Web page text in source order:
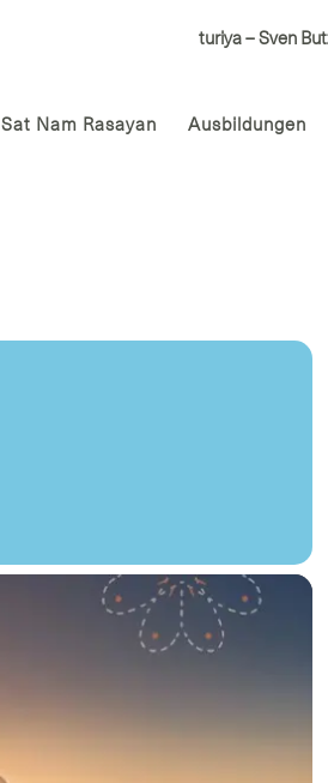
turiya – Sven
Sat Nam Rasayan Ausbildungen